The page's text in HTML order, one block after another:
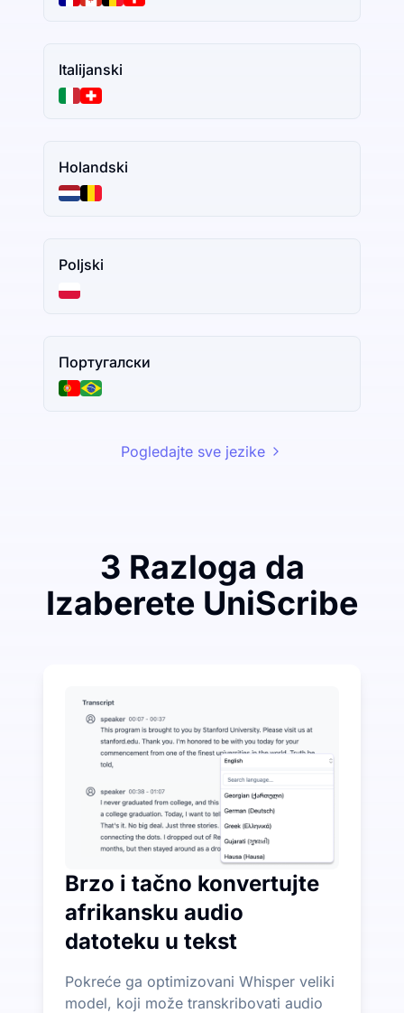
Italijanski
Holandski
Poljski
Португалски
Pogledajte sve jezike
3 Razloga da
Izaberete UniScribe
UniScribe nudi 120 minuta besplatne transkripcije
Više AI funkcija dostupno osim pretvaranja zvuka u
Automatski generišite sažetke, mentalne mape i
Brzo i tačno konvertujte
afrikansku audio
datoteku u tekst
Pokreće ga optimizovani Whisper veliki
model, koji može transkribovati audio